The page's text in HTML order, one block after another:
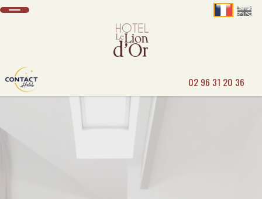
02 96 31 20 36